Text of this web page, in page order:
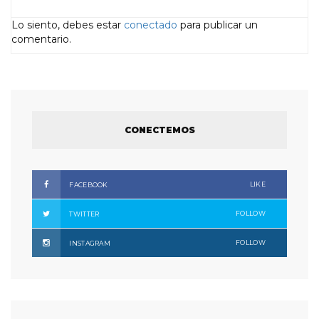
Lo siento, debes estar conectado para publicar un
comentario.
CONECTEMOS
FACEBOOK LIKE
TWITTER FOLLOW
INSTAGRAM FOLLOW